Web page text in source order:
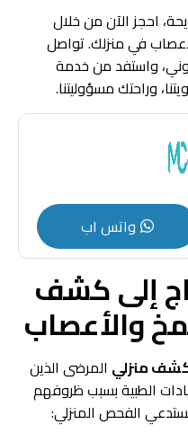
احجز الآن من خلال
في منزلك. تواصل
واستفد من خدمة
وراحتك مسؤوليتنا.
واتس اب
إلى كشف
والأعصاب
منزلي المرضى الذين
الطبية بسبب ظروفهم
تستدعي الفحص المنزلي: